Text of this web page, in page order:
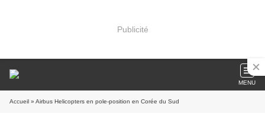
Publicité
MENU
Accueil » Airbus Helicopters en pole-position en Corée du Sud